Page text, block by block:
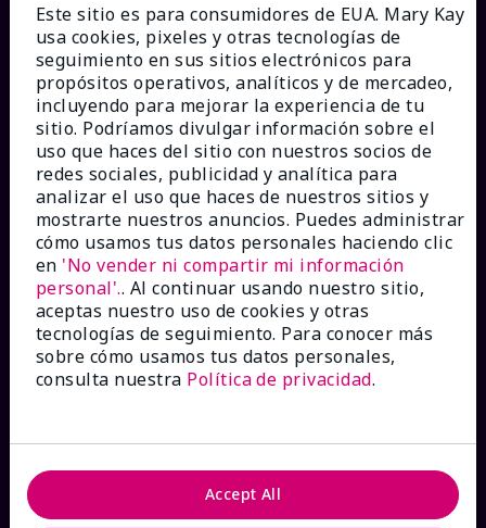
¿CÓMO PODEMOS AYUDAR?
Recibe e-mails
Ver estado del pedido
Contáctanos
Catálogos interactivos
Este sitio es para consumidores de EUA. Mary Kay
usa cookies, pixeles y otras tecnologías de
seguimiento en sus sitios electrónicos para
propósitos operativos, analíticos y de mercadeo,
incluyendo para mejorar la experiencia de tu
sitio. Podríamos divulgar información sobre el
uso que haces del sitio con nuestros socios de
redes sociales, publicidad y analítica para
analizar el uso que haces de nuestros sitios y
mostrarte nuestros anuncios. Puedes administrar
cómo usamos tus datos personales haciendo clic
en 'No vender ni compartir mi información
personal'.. Al continuar usando nuestro sitio,
aceptas nuestro uso de cookies y otras
tecnologías de seguimiento. Para conocer más
sobre cómo usamos tus datos personales,
consulta nuestra Política de privacidad.
Accept All